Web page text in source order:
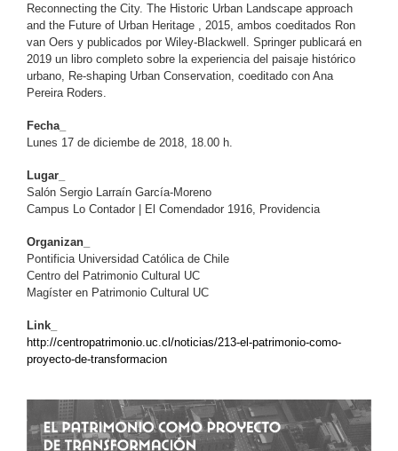
Reconnecting the City. The Historic Urban Landscape approach
and the Future of Urban Heritage , 2015, ambos coeditados Ron
van Oers y publicados por Wiley-Blackwell. Springer publicará en
2019 un libro completo sobre la experiencia del paisaje histórico
urbano, Re-shaping Urban Conservation, coeditado con Ana
Pereira Roders.
Fecha_
Lunes 17 de diciembe de 2018, 18.00 h.
Lugar_
Salón Sergio Larraín García-Moreno
Campus Lo Contador | El Comendador 1916, Providencia
Organizan_
Pontificia Universidad Católica de Chile
Centro del Patrimonio Cultural UC
Magíster en Patrimonio Cultural UC
Link_
http://centropatrimonio.uc.cl/noticias/213-el-patrimonio-como-
proyecto-de-transformacion